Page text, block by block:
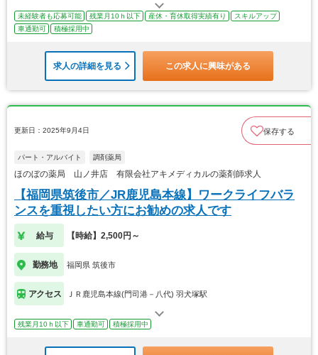
未経験者も応募可能 残業月10ｈ以下 産休・育休取得実績有り
スキルアップ
車通勤可
積極採用中
求人の詳細を見る この求人に興味がある
更新日：2025年9月4日 保存する
パート・アルバイト 調剤薬局
ほのぼの薬局 山ノ井店 有限会社アキメディカルの薬剤師求人
【福岡県筑後市／JR鹿児島本線】ワークライフバラ
ンスを重視したい方にお勧めの求人です
給与 【時給】2,500円～
勤務地 福岡県 筑後市
アクセス ＪＲ鹿児島本線(門司港－八代) 羽犬塚駅
残業月10ｈ以下 車通勤可 積極採用中